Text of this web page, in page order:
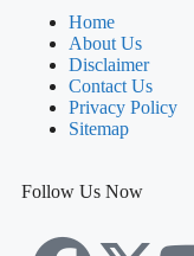
Home
About Us
Disclaimer
Contact Us
Privacy Policy
Sitemap
Follow Us Now